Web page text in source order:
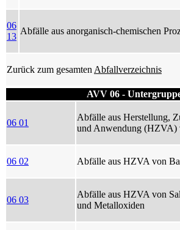
06
13
Abfälle aus anorganisch-chemischen
Zurück zum gesamten Abfallverzeichnis
AVV 06 -
06 01
Abfälle aus Herstellung,
und Anwendung (HZVA)
06 02 Abfälle aus HZVA von
06 03
Abfälle aus HZVA von
und Metalloxiden